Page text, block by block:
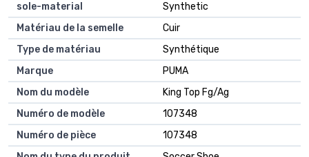
sole-material
Synthetic
Matériau de la semelle
Cuir
Type de matériau
Synthétique
Marque
PUMA
Nom du modèle
King Top Fg/Ag
Numéro de modèle
107348
Numéro de pièce
107348